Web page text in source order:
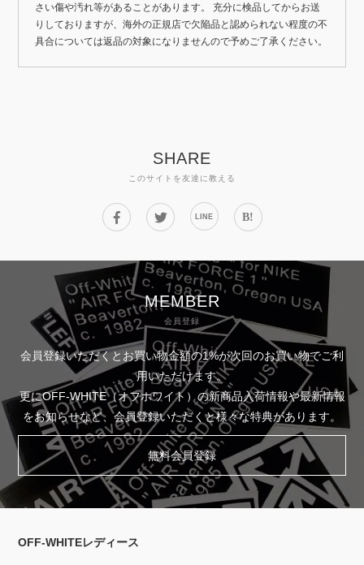
さい傷や汚れ等があることがあります。 充分に検品してからお送
りしておりますが、海外の正規店で欠陥品と認められない程度の不
具合については返品の対象になりませんので予めご了承ください。
SHARE
このサイトを友達に教える
LINE B!
MEMBER
会員登録
会員登録いただくとお買い物金額の1%が次回のお買い物でご利
用いただけます。
更にOFF-WHITE（オフホワイト）の新商品入荷情報や最新情報
をお知らせなど、会員登録いただくと様々な特典があります。
無料会員登録
OFF-WHITEレディース